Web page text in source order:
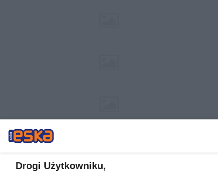
Drogi Użytkowniku,